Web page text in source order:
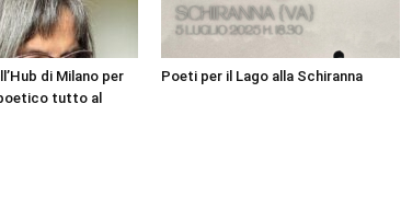
di Milano per
tutto al
Poeti per il Lago alla Schiranna